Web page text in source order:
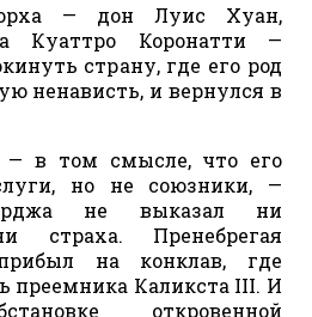
— дон Луис Хуан,
Куаттро Коронатти —
страну, где его род
ненависть, и вернулся в
— в том смысле, что его
но не союзники, —
не выказал ни
страха. Пренебрегая
на конклав, где
преемника Каликста III. И
откровенной